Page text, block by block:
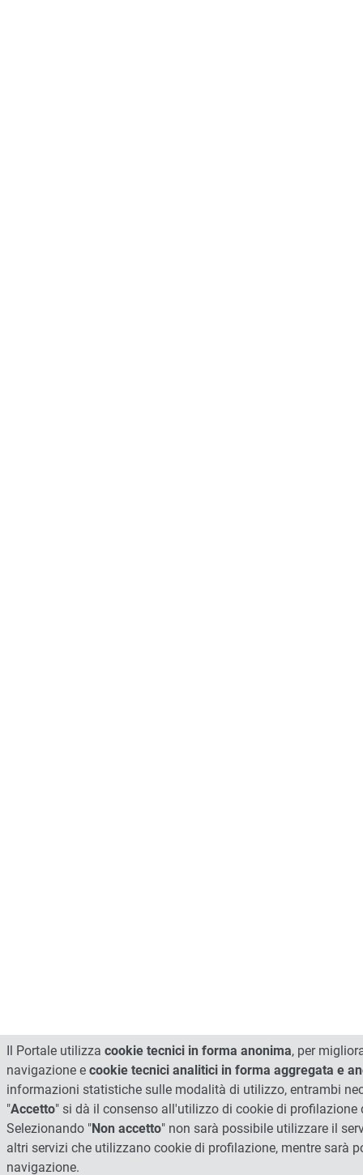
Il Portale utilizza cookie tecnici in forma anonima, per
navigazione e cookie tecnici analitici in forma aggregata e
informazioni statistiche sulle modalità di utilizzo, entrambi
"Accetto" si dà il consenso all'utilizzo di cookie di profilazione
Selezionando "Non accetto" non sarà possibile utilizzare il
altri servizi che utilizzano cookie di profilazione, mentre sarà
navigazione.